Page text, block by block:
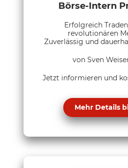
Börse-Intern
Erfolgreich
revolutionären
Zuverlässig und
von Sven
Jetzt informieren und
Mehr Details